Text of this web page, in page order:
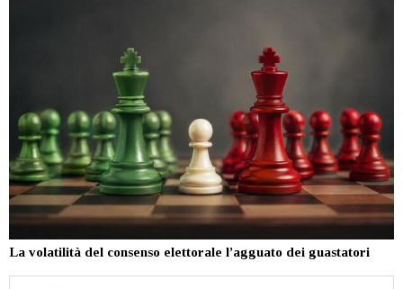
La volatilità del consenso elettorale l’agguato dei guastatori